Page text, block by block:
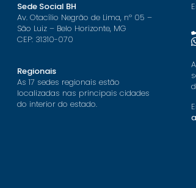
Sede Social BH
Av. Otacílio Negrão de Lima, nº 05 –
São Luiz – Belo Horizonte, MG
CEP: 31310-070
Regionais
As 17 sedes regionais estão
localizadas nas principais cidades
do interior do estado.